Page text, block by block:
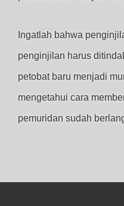
Ingatlah bahwa
penginjilan harus
petobat baru menjadi
mengetahui cara
pemuridan sudah